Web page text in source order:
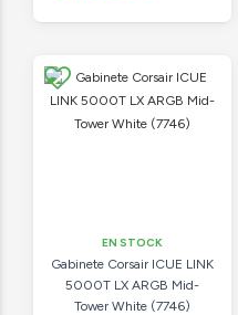
EN STOCK
Gabinete Corsair ICUE LINK
5000T LX ARGB Mid-
Tower White (7746)